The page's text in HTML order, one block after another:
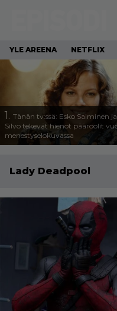
YLE AREENA NETFLIX
1. Tänän tv:ssä: Esko Salminen
Silvo tekevät hienot pääroolit
menestyselokuvassa
Lady Deadpool